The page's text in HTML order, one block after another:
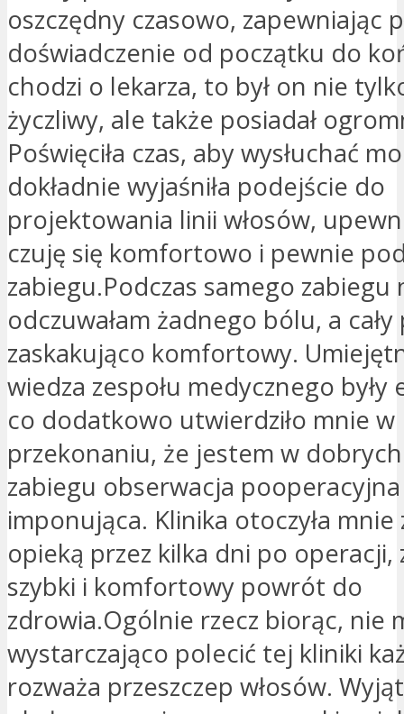
oszczędny czasowo, zapewniając
doświadczenie od początku do
chodzi o lekarza, to był on nie
życzliwy, ale także posiadał
Poświęciła czas, aby wysłuchać
dokładnie wyjaśniła podejście do
projektowania linii włosów,
czuję się komfortowo i pewnie
zabiegu.Podczas samego zabiegu
odczuwałam żadnego bólu, a cały
zaskakująco komfortowy.
wiedza zespołu medycznego
co dodatkowo utwierdziło mnie w
przekonaniu, że jestem w
zabiegu obserwacja
imponująca. Klinika otoczyła
opieką przez kilka dni po operacji,
szybki i komfortowy powrót do
zdrowia.Ogólnie rzecz biorąc, nie
wystarczająco polecić tej kliniki
rozważa przeszczep włosów.